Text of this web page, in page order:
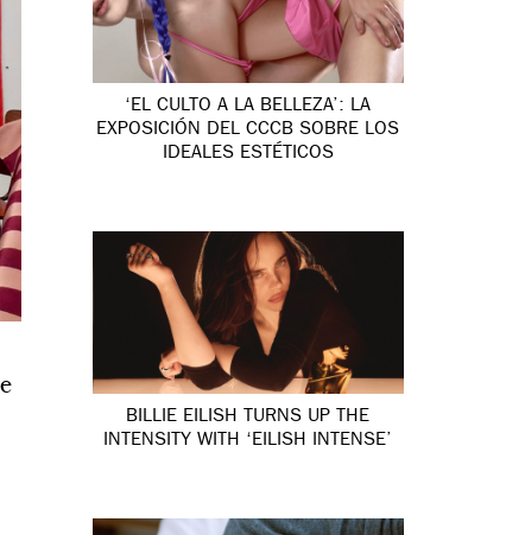
‘EL CULTO A LA BELLEZA’: LA
EXPOSICIÓN DEL CCCB SOBRE LOS
IDEALES ESTÉTICOS
BILLIE EILISH TURNS UP THE
INTENSITY WITH ‘EILISH INTENSE’